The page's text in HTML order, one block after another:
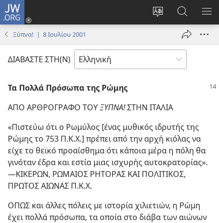
JW.ORG
Αλλαγή
γλώσσας
ιστότοπου
Σύνδεση
(ανοίγει
παράθυρο)
στο
JW.ORG
Ξύπνα! | 8 Ιουλίου 2001
ΔΙΑΒΑΣΤΕ ΣΤΗ(Ν)
Τα Πολλά Πρόσωπα της Ρώμης
ΑΠΟ ΑΡΘΡΟΓΡΑΦΟ ΤΟΥΞΥΠΝΑ!ΣΤΗΝ ΙΤΑΛΙΑ
«Πιστεύω ότι ο Ρωμύλος [ένας μυθικός ιδρυτής της
Ρώμης το 753 Π.Κ.Χ.] πρέπει από την αρχή κιόλας να
είχε το θεϊκό προαίσθημα ότι κάποια μέρα η πόλη θα
γινόταν έδρα και εστία μιας ισχυρής αυτοκρατορίας».​
—ΚΙΚΕΡΩΝ, ΡΩΜΑΙΟΣ ΡΗΤΟΡΑΣ ΚΑΙ ΠΟΛΙΤΙΚΟΣ,
ΠΡΩΤΟΣ ΑΙΩΝΑΣ Π.Κ.Χ.
ΟΠΩΣ και άλλες πόλεις με ιστορία χιλιετιών, η Ρώμη
έχει πολλά πρόσωπα, τα οποία στο διάβα των αιώνων